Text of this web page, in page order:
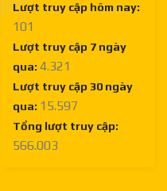
Lượt truy cập hôm nay:
101
Lượt truy cập 7 ngày
qua: 4.321
Lượt truy cập 30 ngày
qua: 15.597
Tổng lượt truy cập:
566.003